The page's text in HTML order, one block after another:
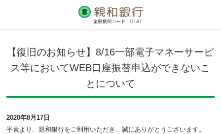
【復旧のお知らせ】8/16一部電子マネーサービ
ス等においてWEB口座振替申込ができないこ
とについて
2020年8月17日
平素より、親和銀行をご利用いただき、誠にありがとうございます。